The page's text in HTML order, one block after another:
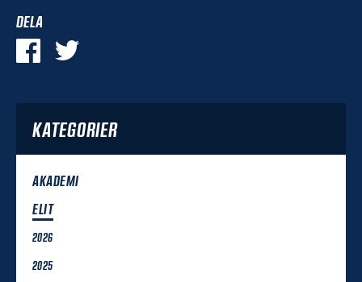
DELA
KATEGORIER
AKADEMI
ELIT
2026
2025